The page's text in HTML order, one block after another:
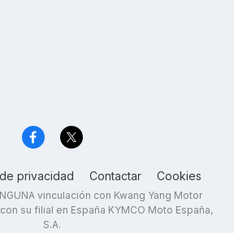
privacidad Contactar Cookies
vinculación con Kwang Yang Motor
su filial en España KYMCO Moto España,
S.A.